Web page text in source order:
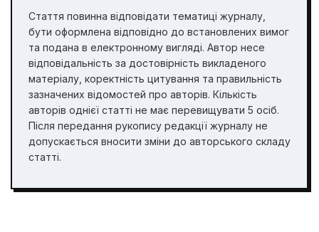
Стаття повинна відповідати тематиці журналу,
бути оформлена відповідно до встановлених вимог
та подана в електронному вигляді. Автор несе
відповідальність за достовірність викладеного
матеріалу, коректність цитування та правильність
зазначених відомостей про авторів. Кількість
авторів однієї статті не має перевищувати 5 осіб.
Після передання рукопису редакції журналу не
допускається вносити зміни до авторського складу
статті.